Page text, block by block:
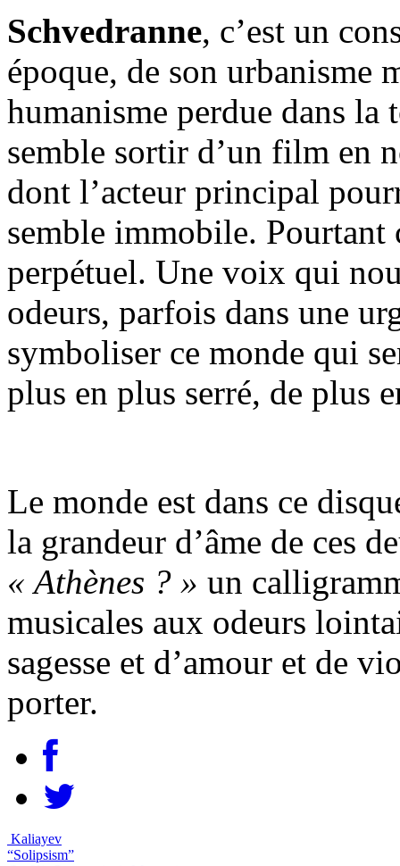
Schvedranne, c’est un
époque, de son urbanisme
humanisme perdue dans
semble sortir d’un film en
dont l’acteur principal
semble immobile. Pourtant
perpétuel. Une voix qui
odeurs, parfois dans une
symboliser ce monde qui
plus en plus serré, de plus
Le monde est dans ce
la grandeur d’âme de ces
« Athènes ? » un
musicales aux odeurs
sagesse et d’amour et de
porter.
Kaliayev
“Solipsism”